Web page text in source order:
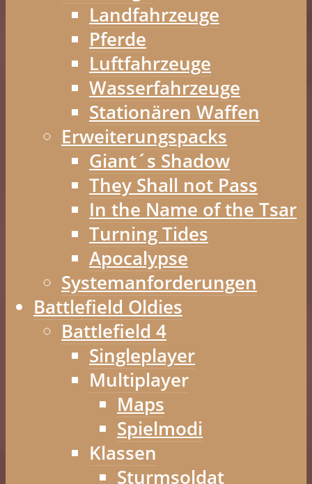
Landfahrzeuge
Pferde
Luftfahrzeuge
Wasserfahrzeuge
Stationären Waffen
Erweiterungspacks
Giant´s Shadow
They Shall not Pass
In the Name of the Tsar
Turning Tides
Apocalypse
Systemanforderungen
Battlefield Oldies
Battlefield 4
Singleplayer
Multiplayer
Maps
Spielmodi
Klassen
Sturmsoldat